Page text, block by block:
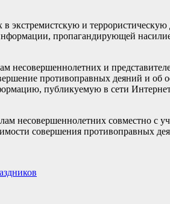
и террористическую
пропагандирующей
несовершеннолетних и
противоправных деяний и об
публикуемую в сети
несовершеннолетних совместно с
совершения противоправных